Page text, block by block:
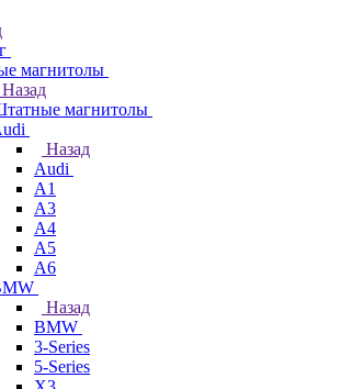
магнитолы
Назад
магнитолы
Назад
Audi
A1
A3
A4
A5
A6
Назад
BMW
3-Series
5-Series